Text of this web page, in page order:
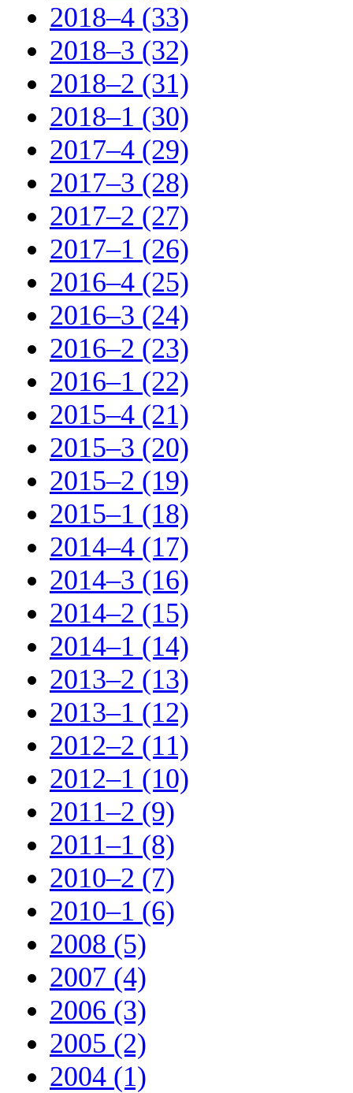
2018–4 (33)
2018–3 (32)
2018–2 (31)
2018–1 (30)
2017–4 (29)
2017–3 (28)
2017–2 (27)
2017–1 (26)
2016–4 (25)
2016–3 (24)
2016–2 (23)
2016–1 (22)
2015–4 (21)
2015–3 (20)
2015–2 (19)
2015–1 (18)
2014–4 (17)
2014–3 (16)
2014–2 (15)
2014–1 (14)
2013–2 (13)
2013–1 (12)
2012–2 (11)
2012–1 (10)
2011–2 (9)
2011–1 (8)
2010–2 (7)
2010–1 (6)
2008 (5)
2007 (4)
2006 (3)
2005 (2)
2004 (1)